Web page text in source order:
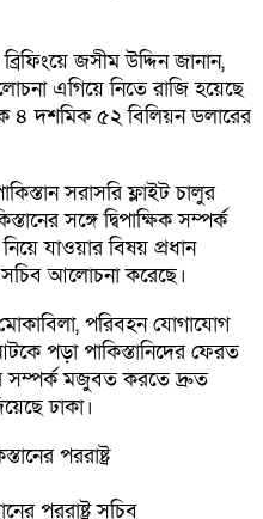
জসীম উদ্দিন জানান,
এগিয়ে নিতে রাজি হয়েছে
৪ দশমিক ৫২ বিলিয়ন ডলারের
সরাসরি ফ্লাইট চালুর
সঙ্গে দ্বিপাক্ষিক সম্পর্ক
যাওয়ার বিষয় প্রধান
সচিব আলোচনা করেছে।
পরিবহন যোগাযোগ
পড়া পাকিস্তানিদের ফেরত
সম্পর্ক মজুবত করতে দ্রুত
ঢাকা।
পররাষ্ট্র সচিব